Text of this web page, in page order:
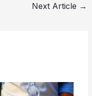
Next Article →